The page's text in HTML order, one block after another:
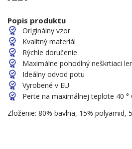
Popis produktu
Originálny vzor
Kvalitný materiál
Rýchle doručenie
Maximálne pohodlný neškrtiaci
Ideálny odvod potu
Vyrobené v EU
Perte na maximálnej teplote 40 °
Zloženie: 80% bavlna, 15% polyamid,